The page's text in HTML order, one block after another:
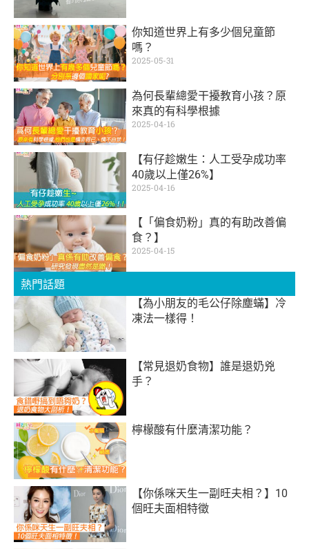
你知道世界上有多少個兒童節
嗎？
2025-05-31
為何長輩總愛干擾教育小孩？原
來真的有科學根據
2025-04-16
【有仔趁嫩生：人工受孕成功率
40歲以上僅26%】
2025-04-16
【「偏食奶粉」真的有助改善偏
食？】
2025-04-15
熱門話題
【為小朋友的毛公仔除塵蟎】冷
凍法一樣得！
【常見退奶食物】誰是退奶兇
手？
檸檬酸有什麼清潔功能？
【你係咪天生一副旺夫相？】10
個旺夫面相特徵